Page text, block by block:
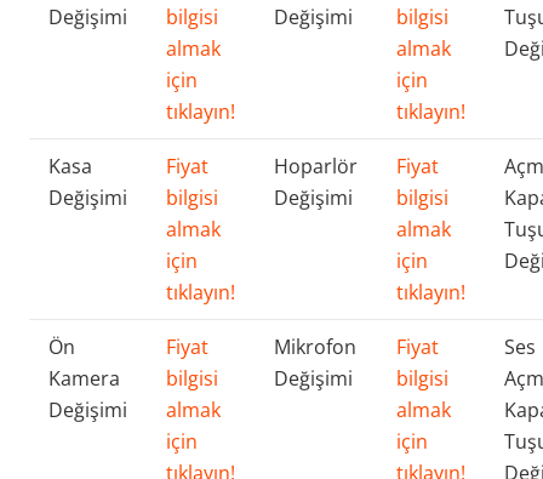
Değişimi
bilgisi
almak
için
tıklayın!
Değişimi
bilgisi
almak
için
tıklayın!
Kasa
Değişimi
Fiyat
bilgisi
almak
için
tıklayın!
Hoparlör
Değişimi
Fiyat
bilgisi
almak
için
tıklayın!
Ön
Kamera
Değişimi
Fiyat
bilgisi
almak
için
tıklayın!
Mikrofon
Değişimi
Fiyat
bilgisi
almak
için
tıklayın!
Ses